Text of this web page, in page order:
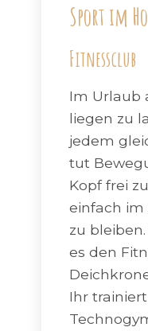
Sport im
Fitnessclub
Im Urlaub
liegen zu
jedem
tut
Kopf frei
einfach im
zu
es den
Ihr